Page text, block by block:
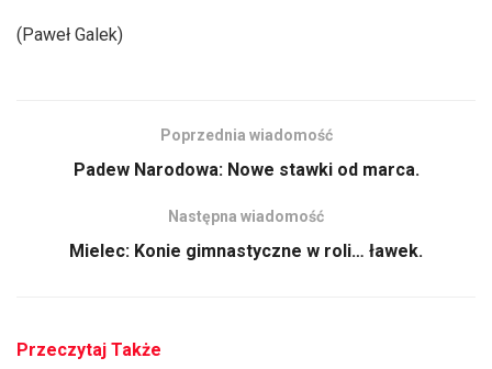
(Paweł Galek)
Poprzednia wiadomość
Padew Narodowa: Nowe stawki od marca.
Następna wiadomość
Mielec: Konie gimnastyczne w roli… ławek.
Przeczytaj Także